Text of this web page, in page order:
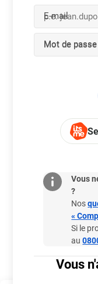
Besoin d'aide ?
Vie privée et
Où et comment
E-mail
Mot de passe
Vous
?
Nos
«
Si le
au
Vous